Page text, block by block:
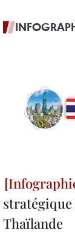
Thaïlande